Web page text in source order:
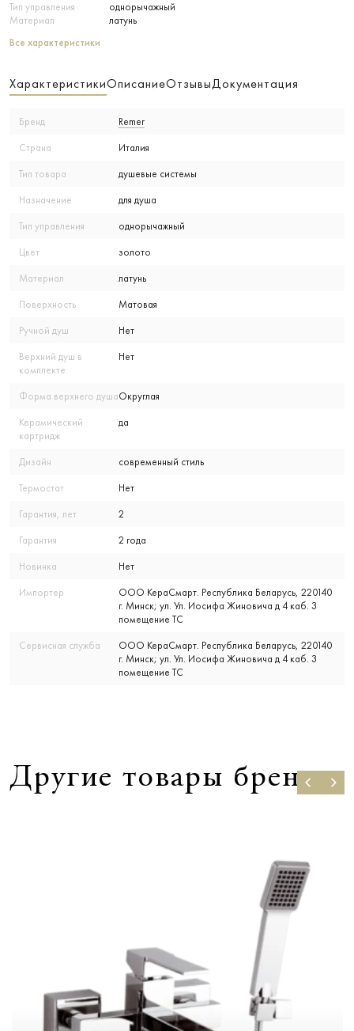
Тип управления
однорычажный
Материал
латунь
Все характеристики
ХарактеристикиОписаниеОтзывыДокументация
Бренд Remer
Страна Италия
Тип товара душевые системы
Назначение для душа
Тип управления однорычажный
Цвет золото
Материал латунь
Поверхность Матовая
Ручной душ Нет
Верхний душ в
комплекте
Нет
Форма верхнего душаОкруглая
Керамический
картридж
да
Дизайн современный стиль
Термостат Нет
Гарантия, лет 2
Гарантия 2 года
Новинка Нет
Импортер
ООО КераСмарт. Республика Беларусь, 220140
г. Минск; ул. Ул. Иосифа Жиновича д 4 каб. 3
помещение ТС
Сервисная служба
ООО КераСмарт. Республика Беларусь, 220140
г. Минск; ул. Ул. Иосифа Жиновича д 4 каб. 3
помещение ТС
Другие товары бренда